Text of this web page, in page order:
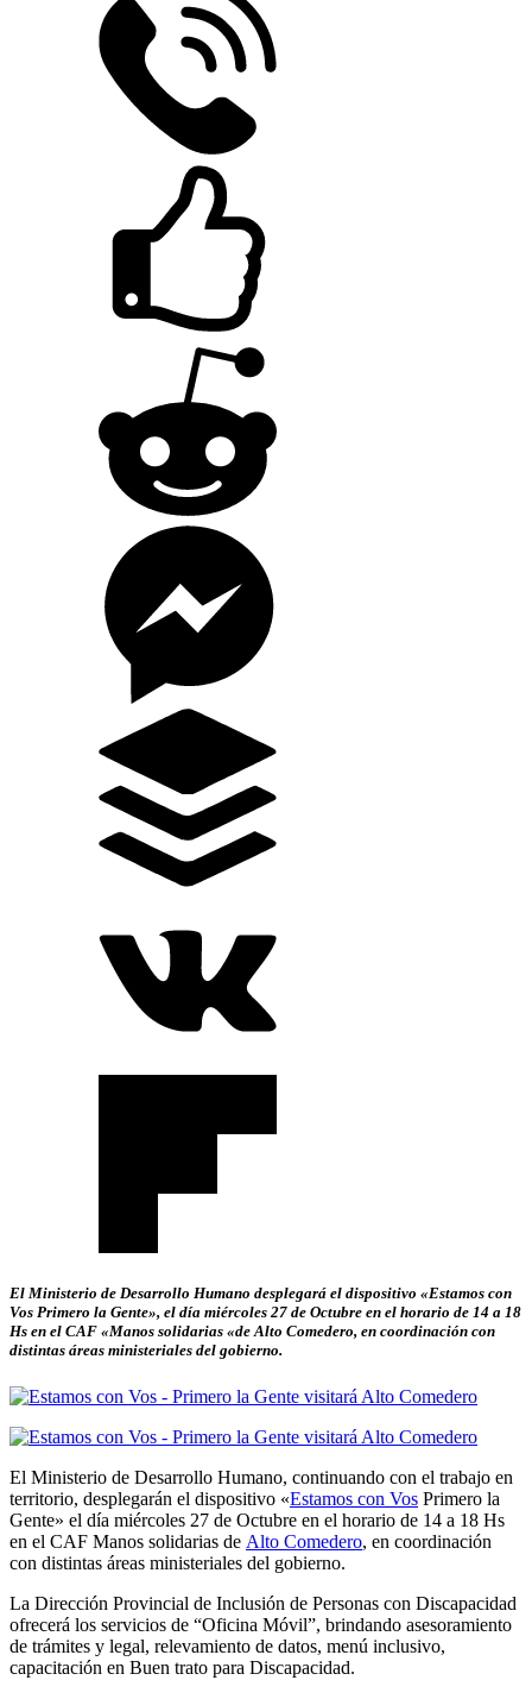
El Ministerio de Desarrollo Humano desplegará el dispositivo «Estamos con
Vos Primero la Gente», el día miércoles 27 de Octubre en el horario de 14 a 18
Hs en el CAF «Manos solidarias «de Alto Comedero, en coordinación con
distintas áreas ministeriales del gobierno.
El Ministerio de Desarrollo Humano, continuando con el trabajo en
territorio, desplegarán el dispositivo «Estamos con Vos Primero la
Gente» el día miércoles 27 de Octubre en el horario de 14 a 18 Hs
en el CAF Manos solidarias de Alto Comedero, en coordinación
con distintas áreas ministeriales del gobierno.
La Dirección Provincial de Inclusión de Personas con Discapacidad
ofrecerá los servicios de “Oficina Móvil”, brindando asesoramiento
de trámites y legal, relevamiento de datos, menú inclusivo,
capacitación en Buen trato para Discapacidad.